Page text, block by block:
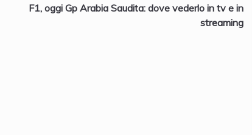
F1, oggi Gp Arabia Saudita: dove vederlo in tv e in
streaming